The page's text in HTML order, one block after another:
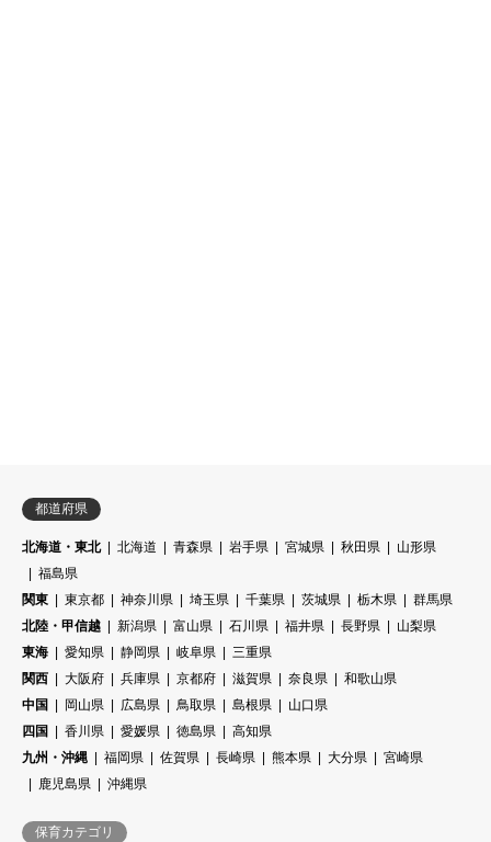
都道府県
北海道・東北 北海道 青森県 岩手県 宮城県 秋田県
山形県
福島県
関東
東京都 神奈川県 埼玉県 千葉県 茨城県 栃木県
群馬県
北陸・甲信越
新潟県 富山県 石川県 福井県 長野県
山梨県
東海
愛知県 静岡県 岐阜県
三重県
関西
大阪府 兵庫県 京都府 滋賀県 奈良県
和歌山県
中国
岡山県 広島県 鳥取県 島根県
山口県
四国
香川県 愛媛県 徳島県
高知県
九州・沖縄
福岡県 佐賀県 長崎県 熊本県 大分県
宮崎県
鹿児島県
沖縄県
保育カテゴリ